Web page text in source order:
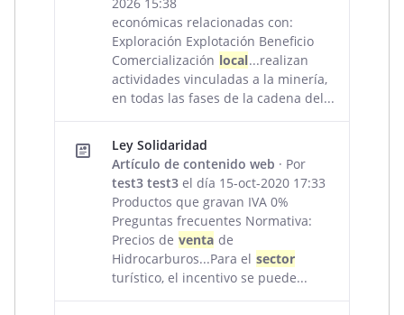
económicas relacionadas con:
Exploración Explotación Beneficio
Comercialización local...realizan
actividades vinculadas a la minería,
en todas las fases de la cadena del...
Ley Solidaridad
Artículo de contenido web · Por
test3 test3el día 15-oct-2020 17:33
Productos que gravan IVA 0%
Preguntas frecuentes Normativa:
Precios de venta de
Hidrocarburos...Para el sector
turístico, el incentivo se puede...